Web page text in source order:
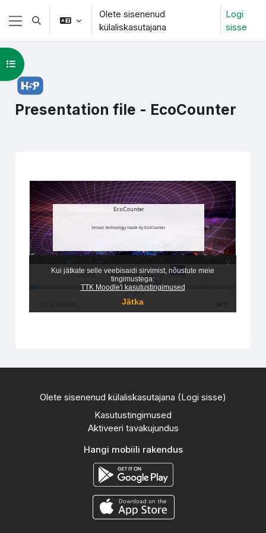
Jäta vahele peasisuni
Küljepaneel
Lülitab otsingu sisendi
Olete sisenenud
külaliskasutajana
Logi
sisse
Presentation file - EcoCounter
Ava kursuse sisukord
Olete sisenenud külaliskasutajana (Logi sisse)
Kasutustingimused
Aktiveeri tavakujundus
Hangi mobiili rakendus